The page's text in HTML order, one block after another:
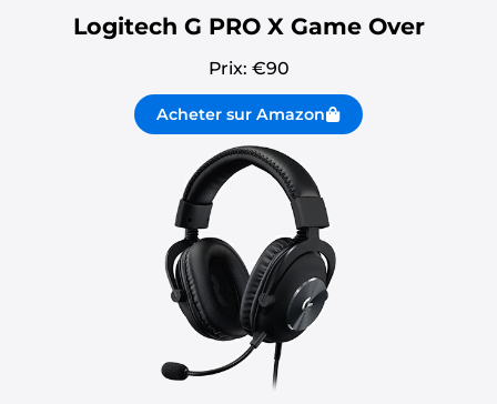
Logitech G PRO X Game Over
Prix: €90
Acheter sur Amazon